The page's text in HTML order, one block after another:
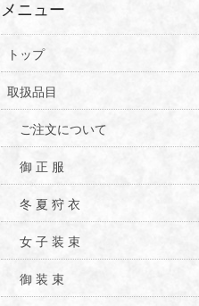
メニュー
トップ
取扱品目
ご注文について
御 正 服
冬 夏 狩 衣
女 子 装 束
御 装 束